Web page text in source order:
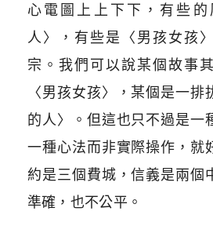
心電圖上上下下，有些
人〉，有些是〈男孩女孩
宗。我們可以說某個故事
〈男孩女孩〉，某個是一
的人〉。但這也只不過是一
一種心法而非實際操作，就
約是三個費城，信義是兩個
準確，也不公平。